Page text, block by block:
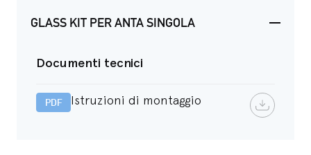
GLASS KIT PER ANTA SINGOLA
Documenti tecnici
PDF Istruzioni di montaggio